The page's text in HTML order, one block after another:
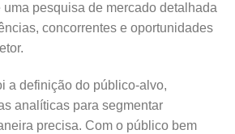
uma pesquisa de mercado detalhada
concorrentes e oportunidades
a definição do público-alvo,
analíticas para segmentar
precisa. Com o público bem